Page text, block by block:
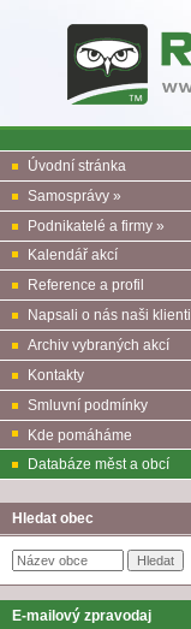
Úvodní stránka
Samosprávy »
Podnikatelé a firmy »
Kalendář akcí
Reference a profil
Napsali o nás naši klienti
Archiv vybraných akcí
Kontakty
Smluvní podmínky
Kde pomáháme
Databáze měst a obcí
Hledat obec
E-mailový zpravodaj